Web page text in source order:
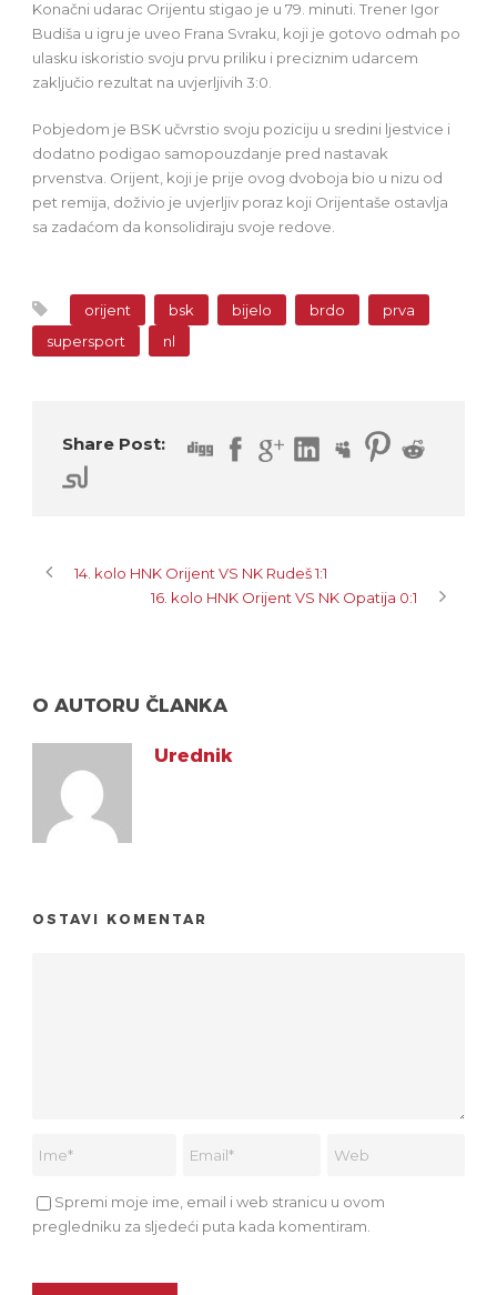
Konačni udarac Orijentu stigao je u 79. minuti. Trener Igor
Budiša u igru je uveo Frana Svraku, koji je gotovo odmah po
ulasku iskoristio svoju prvu priliku i preciznim udarcem
zaključio rezultat na uvjerljivih 3:0.
Pobjedom je BSK učvrstio svoju poziciju u sredini ljestvice i
dodatno podigao samopouzdanje pred nastavak
prvenstva. Orijent, koji je prije ovog dvoboja bio u nizu od
pet remija, doživio je uvjerljiv poraz koji Orijentaše ostavlja
sa zadaćom da konsolidiraju svoje redove.
orijent bsk bijelo brdo
prva
supersport
nl
Share Post:
14. kolo HNK Orijent VS NK Rudeš 1:1
16. kolo HNK Orijent VS NK Opatija 0:1
O AUTORU ČLANKA
Urednik
OSTAVI KOMENTAR
Spremi moje ime, email i web stranicu u ovom
pregledniku za sljedeći puta kada komentiram.